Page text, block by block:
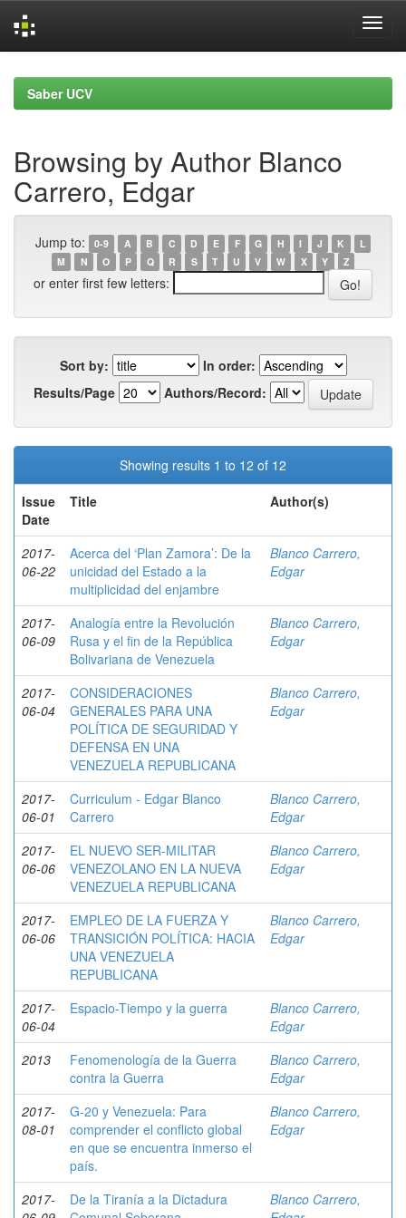
navigationSaber UCV
Browsing by Author Blanco
Carrero, Edgar
Jump to: 0-9 A B C D E F G H I J K
L
M
N O P Q R S T U V W X Y Z
or enter first few letters:
Sort by:
In order:
Results/Page
Authors/Record:
Showing results 1 to 12 of 12
Issue
Date
Title Author(s)
2017-
06-22
Acerca del ‘Plan Zamora’: De la
unicidad del Estado a la
multiplicidad del enjambre
Blanco Carrero,
Edgar
2017-
06-09
Analogía entre la Revolución
Rusa y el fin de la República
Bolivariana de Venezuela
Blanco Carrero,
Edgar
2017-
06-04
CONSIDERACIONES
GENERALES PARA UNA
POLÍTICA DE SEGURIDAD Y
DEFENSA EN UNA
VENEZUELA REPUBLICANA
Blanco Carrero,
Edgar
2017-
06-01
Curriculum - Edgar Blanco
Carrero
Blanco Carrero,
Edgar
2017-
06-06
EL NUEVO SER-MILITAR
VENEZOLANO EN LA NUEVA
VENEZUELA REPUBLICANA
Blanco Carrero,
Edgar
2017-
06-06
EMPLEO DE LA FUERZA Y
TRANSICIÓN POLÍTICA: HACIA
UNA VENEZUELA
REPUBLICANA
Blanco Carrero,
Edgar
2017-
06-04
Espacio-Tiempo y la guerra
Blanco Carrero,
Edgar
2013
Fenomenología de la Guerra
contra la Guerra
Blanco Carrero,
Edgar
2017-
08-01
G-20 y Venezuela: Para
comprender el conflicto global
en que se encuentra inmerso el
país.
Blanco Carrero,
Edgar
2017-
De la Tiranía a la Dictadura
Blanco Carrero,